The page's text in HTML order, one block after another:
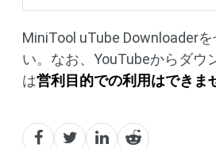
MiniTool uTube Downloader
い。なお、YouTubeからダウ
は営利目的での利用はできま